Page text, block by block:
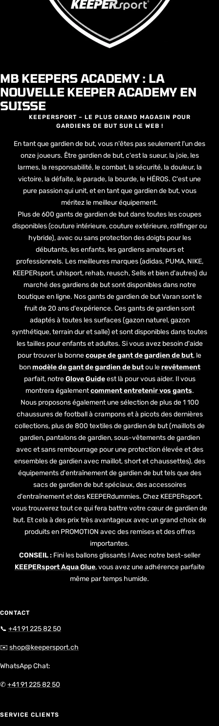
MB KEEPERS ACADEMY : LA
NOUVELLE KEEPER ACADEMY EN
SUISSE
KEEPERSPORT – LE PLUS GRAND MAGASIN POUR
GARDIENS DE BUT SUR LE WEB !
En tant que gardien de but, vous n'êtes pas seulement l'un des
onze joueurs. Être gardien de but, c'est la sueur, la joie, les
larmes, la responsabilité, le combat, la sécurité, la douleur, la
victoire, la défaite, le parade, la bourde, le HÉROS. C'est une
pure passion qui unit, et en tant que gardien de but, vous
méritez le meilleur équipement.
Plus de 600 gants de gardien de but dans toutes les coupes
disponibles (couture intérieure, couture extérieure, rollfinger ou
hybride), avec ou sans protection des doigts pour les
débutants, les enfants, les gardiens amateurs et
professionnels. Les meilleures marques (adidas, PUMA, NIKE,
KEEPERsport, uhlsport, rehab, reusch, Sells et bien d'autres) du
marché des gardiens de but sont disponibles dans notre
boutique en ligne. Nos gants de gardien de but Varan sont le
fruit de 20 ans d'expérience. Ces gants de gardien sont
adaptés à toutes les surfaces (gazon naturel, gazon
synthétique, terrain dur et salle) et sont disponibles dans toutes
les tailles pour enfants et adultes. Si vous avez besoin d'aide
pour trouver la bonnecoupe de gant de gardien de but, le
bonmodèle de gant de gardien de butou lerevêtement
parfait, notreGlove Guideest là pour vous aider. Il vous
montrera égalementcomment entretenir vos gants.
Nous proposons également une sélection de plus de 1 100
chaussures de football à crampons et à picots des dernières
collections, plus de 800 textiles de gardien de but (maillots de
gardien, pantalons de gardien, sous-vêtements de gardien
avec et sans rembourrage pour une protection élevée et des
ensembles de gardien avec maillot, short et chaussettes), des
équipements d'entraînement de gardien de but tels que des
sacs de gardien de but spéciaux, des accessoires
d'entraînement et des KEEPERdummies. Chez KEEPERsport,
vous trouverez tout ce qui fera battre votre cœur de gardien de
but. Et cela à des prix très avantageux avec un grand choix de
produits en PROMOTION avec des remises et des offres
importantes.
CONSEIL :Fini les ballons glissants ! Avec notre best-seller
KEEPERsport Aqua Glue, vous avez une adhérence parfaite
même par temps humide.
CONTACT
📞 +41 91 225 82 50
✉️ shop@keepersport.ch
WhatsApp Chat:
✆+41 91 225 82 50
SERVICE CLIENTS